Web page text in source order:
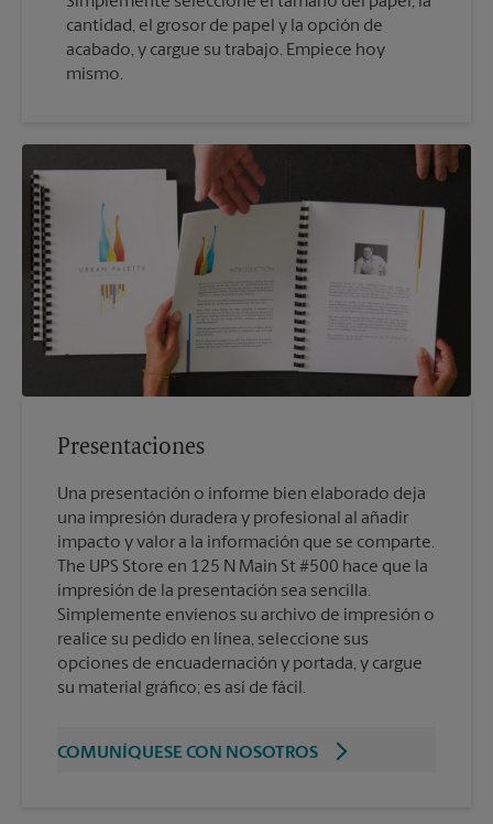
cantidad, el grosor de papel y la opción de
acabado, y cargue su trabajo. Empiece hoy
mismo.
Presentaciones
Una presentación o informe bien elaborado deja
una impresión duradera y profesional al añadir
impacto y valor a la información que se comparte.
The UPS Store en 125 N Main St #500 hace que la
impresión de la presentación sea sencilla.
Simplemente envíenos su archivo de impresión o
realice su pedido en línea, seleccione sus
opciones de encuadernación y portada, y cargue
su material gráfico; es así de fácil.
COMUNÍQUESE CON NOSOTROS